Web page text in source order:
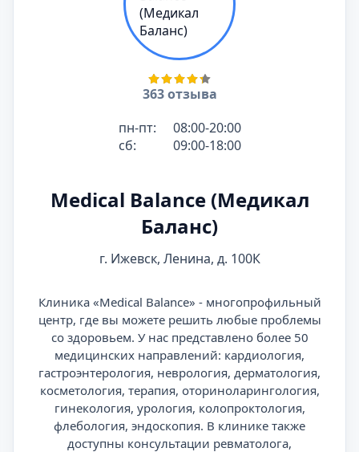
363 отзыва
пн-пт:
08:00-20:00
сб:
09:00-18:00
Medical Balance (Медикал
Баланс)
г. Ижевск, Ленина, д. 100К
Клиника «Medical Balance» - многопрофильный
центр, где вы можете решить любые проблемы
со здоровьем. У нас представлено более 50
медицинских направлений: кардиология,
гастроэнтерология, неврология, дерматология,
косметология, терапия, оториноларингология,
гинекология, урология, колопроктология,
флебология, эндоскопия. В клинике также
доступны консультации ревматолога,